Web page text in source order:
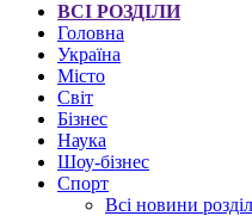
ВСІ РОЗДІЛИ
Головна
Україна
Місто
Світ
Бізнес
Наука
Шоу-бізнес
Спорт
Всі новини